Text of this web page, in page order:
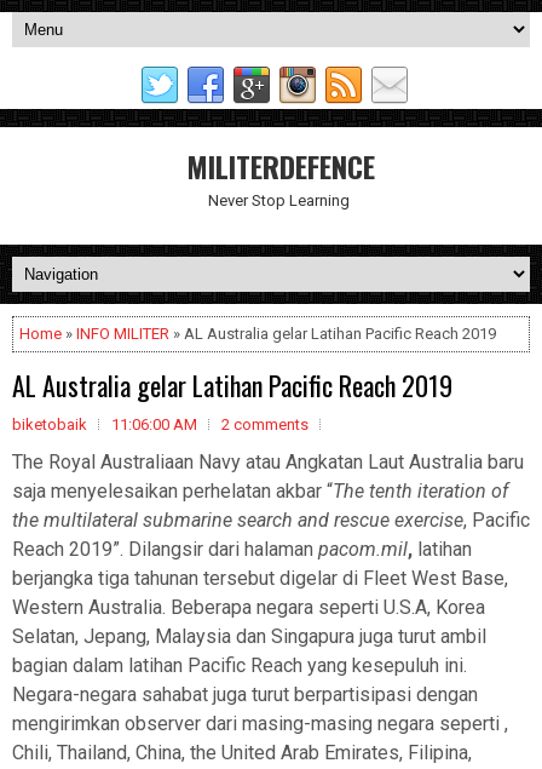
MILITERDEFENCE
Never Stop Learning
Home » INFO MILITER » AL Australia gelar Latihan Pacific Reach 2019
AL Australia gelar Latihan Pacific Reach 2019
biketobaik 11:06:00 AM 2 comments
The Royal Australiaan Navy atau Angkatan Laut Australia baru
saja menyelesaikan perhelatan akbar “The tenth iteration of
the multilateral submarine search and rescue exercise, Pacific
Reach 2019”. Dilangsir dari halaman pacom.mil, latihan
berjangka tiga tahunan tersebut digelar di Fleet West Base,
Western Australia. Beberapa negara seperti U.S.A, Korea
Selatan, Jepang, Malaysia dan Singapura juga turut ambil
bagian dalam latihan Pacific Reach yang kesepuluh ini.
Negara-negara sahabat juga turut berpartisipasi dengan
mengirimkan observer dari masing-masing negara seperti ,
Chili, Thailand, China, the United Arab Emirates, Filipina,